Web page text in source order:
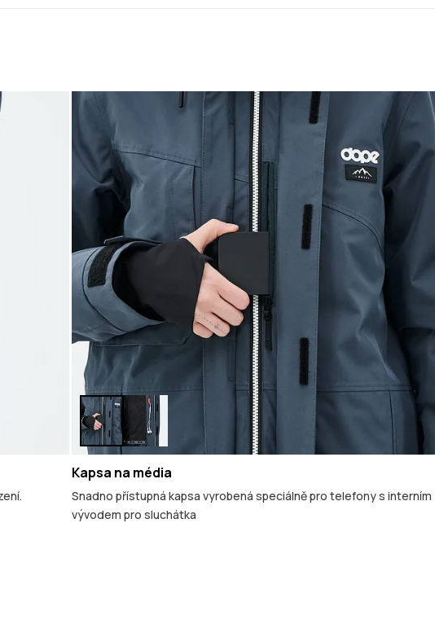
Kapsa na média
Snadno přístupná kapsa vyrobená speciálně pro telefony s interním
vývodem pro sluchátka